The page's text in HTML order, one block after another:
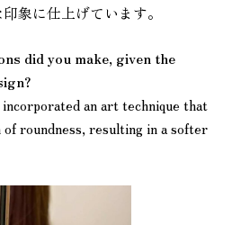
象に仕上げています。
did you make, given the
an art technique that
roundness, resulting in a softer